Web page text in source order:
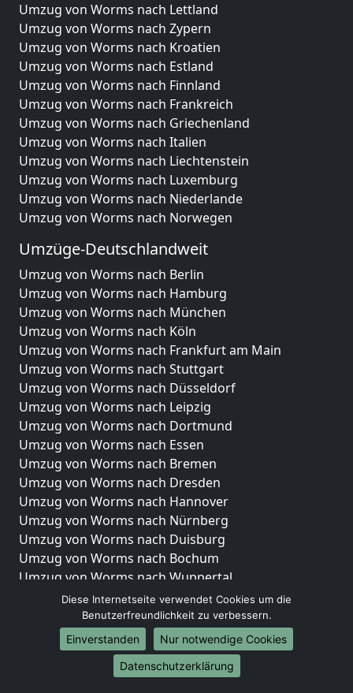
Umzug von Worms nach Lettland
Umzug von Worms nach Zypern
Umzug von Worms nach Kroatien
Umzug von Worms nach Estland
Umzug von Worms nach Finnland
Umzug von Worms nach Frankreich
Umzug von Worms nach Griechenland
Umzug von Worms nach Italien
Umzug von Worms nach Liechtenstein
Umzug von Worms nach Luxemburg
Umzug von Worms nach Niederlande
Umzug von Worms nach Norwegen
Umzüge-Deutschlandweit
Umzug von Worms nach Berlin
Umzug von Worms nach Hamburg
Umzug von Worms nach München
Umzug von Worms nach Köln
Umzug von Worms nach Frankfurt am Main
Umzug von Worms nach Stuttgart
Umzug von Worms nach Düsseldorf
Umzug von Worms nach Leipzig
Umzug von Worms nach Dortmund
Umzug von Worms nach Essen
Umzug von Worms nach Bremen
Umzug von Worms nach Dresden
Umzug von Worms nach Hannover
Umzug von Worms nach Nürnberg
Umzug von Worms nach Duisburg
Umzug von Worms nach Bochum
Umzug von Worms nach Wuppertal
Umzug von Worms nach Bielefeld
Umzug von Worms nach Bonn
Umzug von Worms nach Münster
Internationale-Umzüge
Diese Internetseite verwendet Cookies um die
Benutzerfreundlichkeit zu verbessern.
Einverstanden
Nur notwendige Cookies
Datenschutzerklärung